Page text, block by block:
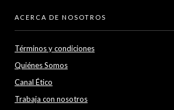
ACERCA DE NOSOTROS
Términos y condiciones
Quiénes Somos
Canal Ético
Trabaja con nosotros